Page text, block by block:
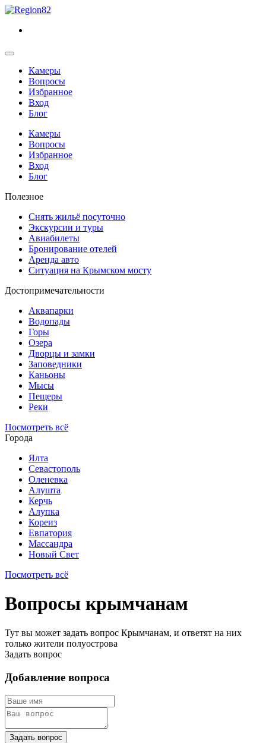
Камеры
Вопросы
Избранное
Вход
Блог
Камеры
Вопросы
Избранное
Вход
Блог
Полезное
Снять жильё посуточно
Экскурсии и туры
Авиабилеты
Бронирование отелей
Аренда авто
Ситуация на Крымском мосту
Достопримечательности
Аквапарки
Водопады
Горы
Озера
Дворцы и замки
Заповедники
Каньоны
Мысы
Пещеры
Реки
Посмотреть всё
Города
Ялта
Севастополь
Оленевка
Алушта
Керчь
Алупка
Кореиз
Евпатория
Массандра
Новый Свет
Посмотреть всё
Вопросы крымчанам
Тут вы может задать вопрос Крымчанам, и ответят на них
только жители полуострова
Задать вопрос
Добавление вопроса
Задать вопрос